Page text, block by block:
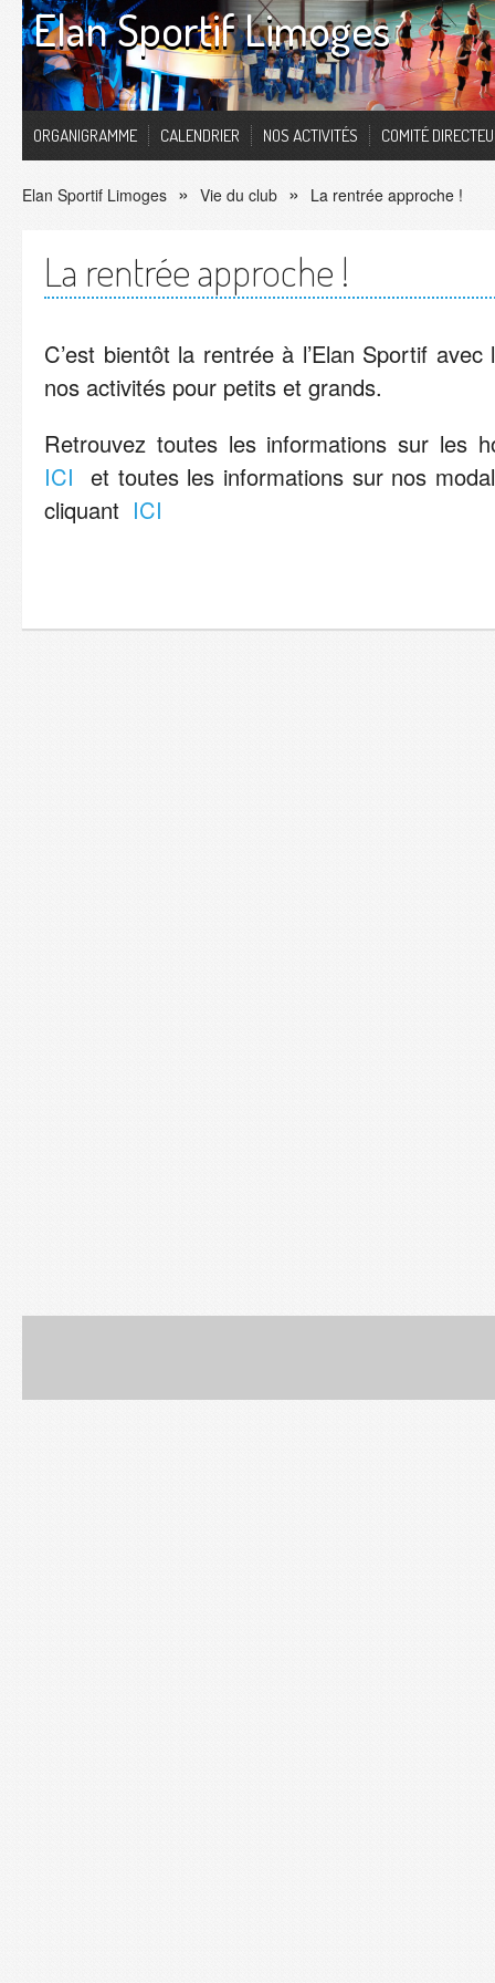
Elan Sportif Limoges
ORGANIGRAMME CALENDRIER NOS ACTIVITÉS COMITÉ
Elan Sportif Limoges Vie du club La rentrée approche !
La rentrée approche !
C’est bientôt la rentrée à l’Elan Sportif
nos activités pour petits et grands.
Retrouvez toutes les informations sur les
ICI et toutes les informations sur nos
cliquant ICI